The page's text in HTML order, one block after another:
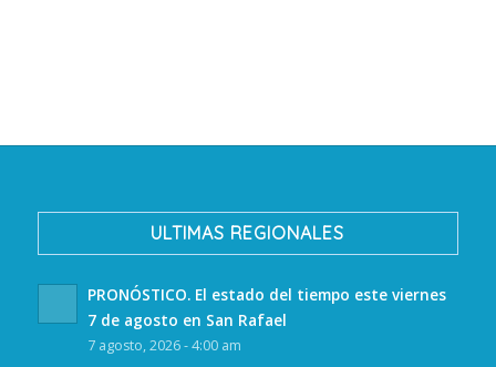
ULTIMAS REGIONALES
PRONÓSTICO. El estado del tiempo este viernes
7 de agosto en San Rafael
7 agosto, 2026 - 4:00 am